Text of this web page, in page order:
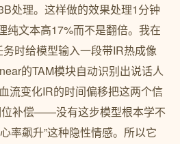
处理。这样做的效果处理1分钟
纯文本高17%而不是翻倍。我在
务时给模型输入一段带IR热成像
的TAM模块自动识别出说话人
流变化IR的时间偏移把这两个信
位补偿——没有这步模型根本学不
率飙升”这种隐性情感。所以它